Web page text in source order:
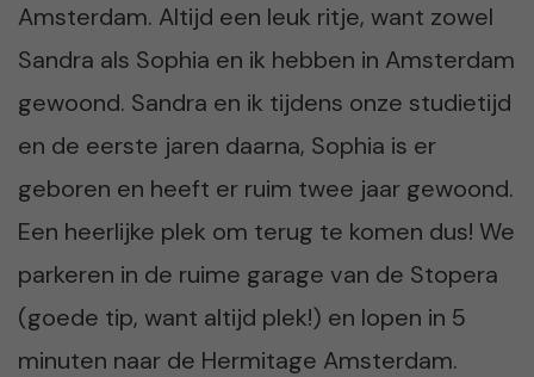
Amsterdam. Altijd een leuk ritje, want zowel
Sandra als Sophia en ik hebben in Amsterdam
gewoond. Sandra en ik tijdens onze studietijd
en de eerste jaren daarna, Sophia is er
geboren en heeft er ruim twee jaar gewoond.
Een heerlijke plek om terug te komen dus! We
parkeren in de ruime garage van de Stopera
(goede tip, want altijd plek!) en lopen in 5
minuten naar de Hermitage Amsterdam.